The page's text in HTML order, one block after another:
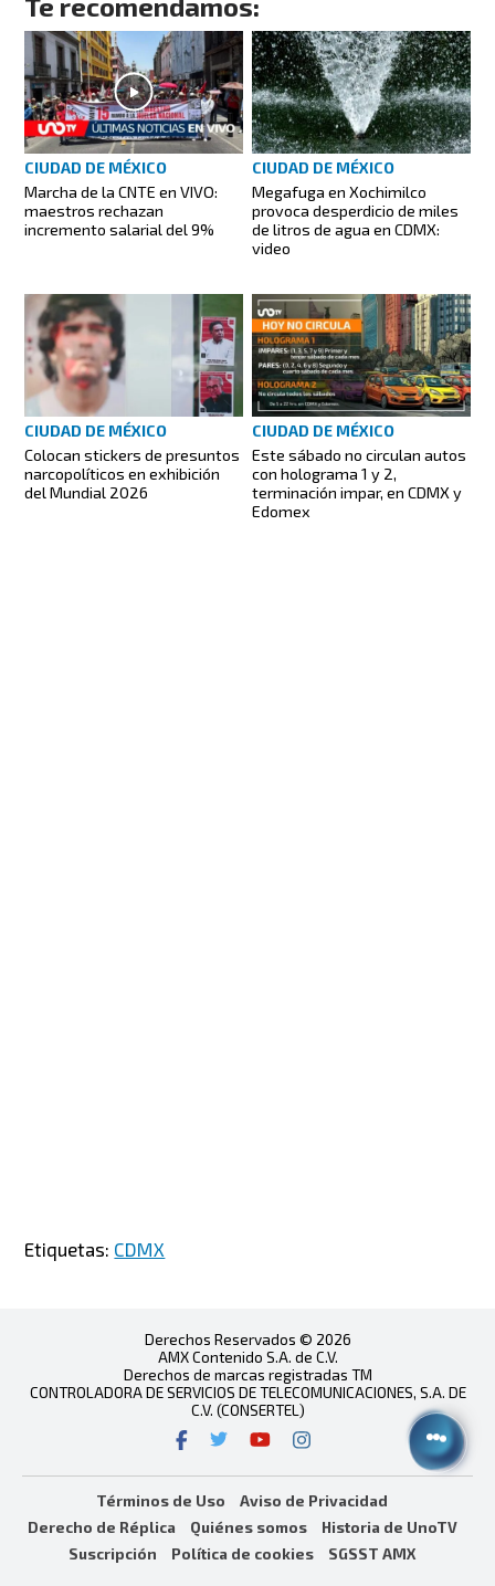
CIUDAD DE MÉXICO
Marcha de la CNTE en VIVO:
maestros rechazan
incremento salarial del 9%
CIUDAD DE MÉXICO
Megafuga en Xochimilco
provoca desperdicio de miles
de litros de agua en CDMX:
video
CIUDAD DE MÉXICO
Colocan stickers de presuntos
narcopolíticos en exhibición
del Mundial 2026
CIUDAD DE MÉXICO
Este sábado no circulan autos
con holograma 1 y 2,
terminación impar, en CDMX y
Edomex
Etiquetas: CDMX
Derechos Reservados © 2026
AMX Contenido S.A. de C.V.
Derechos de marcas registradas TM
CONTROLADORA DE SERVICIOS DE TELECOMUNICACIONES, S.A. DE
C.V. (CONSERTEL)
Términos de Uso
Aviso de Privacidad
Derecho de Réplica
Quiénes somos
Historia de UnoTV
Suscripción
Política de cookies SGSST AMX